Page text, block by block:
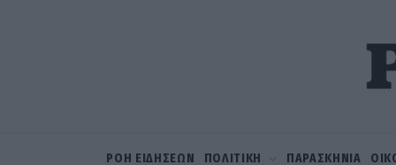
ΡΟΗ ΕΙΔΗΣΕΩΝ ΠΟΛΙΤΙΚΗ ΠΑΡΑΣΚΗΝΙΑ